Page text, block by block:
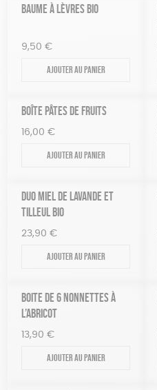
BAUME À LÈVRES BIO
9,50 €
Ajouter au panier
BOÎTE PÂTES DE FRUITS
16,00 €
Ajouter au panier
DUO MIEL DE LAVANDE ET
TILLEUL BIO
23,90 €
Ajouter au panier
BOITE DE 6 NONNETTES À
L’ABRICOT
13,90 €
Ajouter au panier